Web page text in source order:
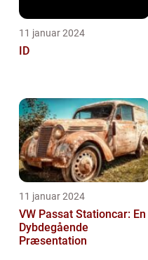
11 januar 2024
ID
11 januar 2024
VW Passat Stationcar: En
Dybdegående
Præsentation